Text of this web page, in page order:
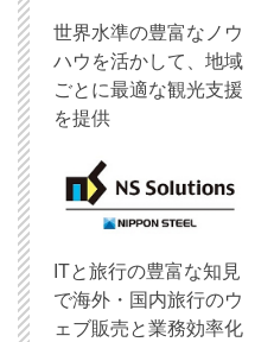
世界水準の豊富なノウ
ハウを活かして、地域
ごとに最適な観光支援
を提供
ITと旅行の豊富な知見
で海外・国内旅行のウ
ェブ販売と業務効率化